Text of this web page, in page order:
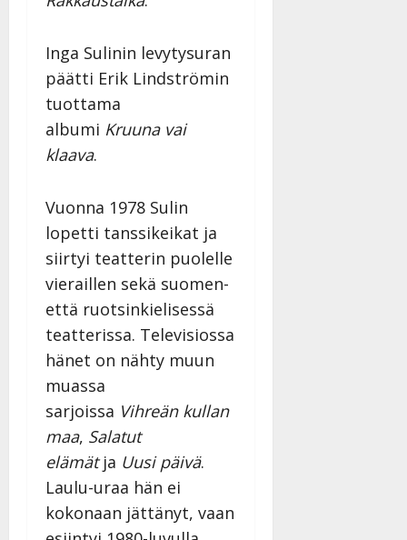
Inga Sulinin levytysuran
päätti Erik Lindströmin
tuottama
albumi Kruuna vai
klaava.
Vuonna 1978 Sulin
lopetti tanssikeikat ja
siirtyi teatterin puolelle
vieraillen sekä suomen-
että ruotsinkielisessä
teatterissa. Televisiossa
hänet on nähty muun
muassa
sarjoissa Vihreän kullan
maa, Salatut
elämätja Uusi päivä.
Laulu-uraa hän ei
kokonaan jättänyt, vaan